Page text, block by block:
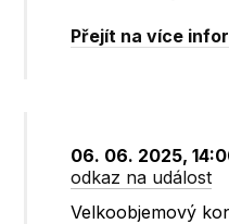
Přejít na více
06. 06. 2025,
odkaz na událost
Velkoobjemový